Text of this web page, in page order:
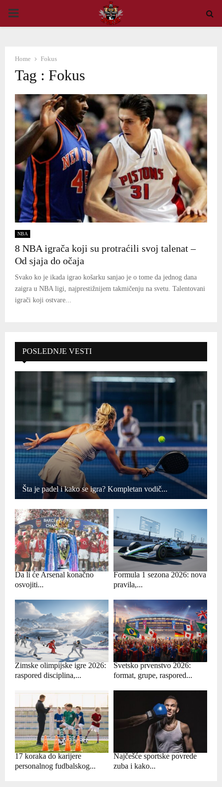
PRIMARY
Home Fokus
Tag : Fokus
NBA
8 NBA igrača koji su protraćili svoj talenat –
Od sjaja do očaja
Svako ko je ikada igrao košarku sanjao je o tome da jednog dana
zaigra u NBA ligi, najprestižnijem takmičenju na svetu. Talentovani
igrači koji ostvare...
POSLEDNJE VESTI
Šta je padel i kako se igra? Kompletan vodič...
Da li će Arsenal konačno
osvojiti...
Formula 1 sezona 2026: nova
pravila,...
Zimske olimpijske igre 2026:
raspored disciplina,...
Svetsko prvenstvo 2026:
format, grupe, raspored...
17 koraka do karijere
personalnog fudbalskog...
Najčešće sportske povrede
zuba i kako...